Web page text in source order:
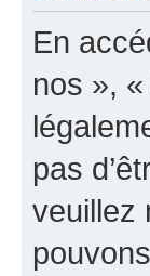
En
nos »,
pas
veuillez